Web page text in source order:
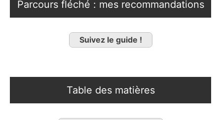
Parcours fléché : mes recommandations
Suivez le guide !
Table des matières